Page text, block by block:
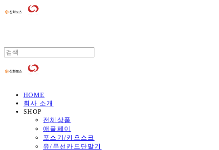
HOME
회사 소개
SHOP
전체상품
애플페이
포스기/키오스크
유/무선카드단말기